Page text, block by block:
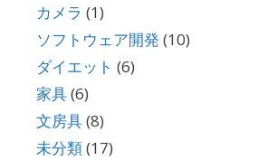
カメラ (1)
ソフトウェア開発 (10)
ダイエット (6)
家具(6)
文房具(8)
未分類(17)